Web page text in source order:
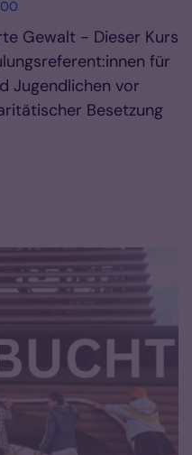
Gewalt - Dieser Kurs
für
Jugendlichen vor
Besetzung